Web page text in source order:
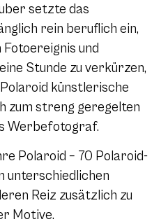
setzte das
rein beruflich ein,
und
Stunde zu verkürzen,
künstlerische
zum streng geregelten
Werbefotograf.
Polaroid – 70 Polaroid-
unterschiedlichen
Reiz zusätzlich zu
Motive.